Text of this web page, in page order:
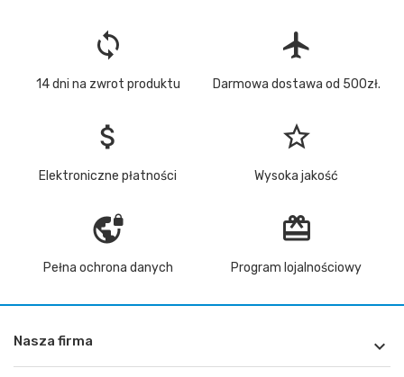
loop
14 dni na zwrot produktu
flight
Darmowa dostawa od 500zł.
attach_money
Elektroniczne płatności
star_border
Wysoka jakość
vpn_lock
Pełna ochrona danych
redeem
Program lojalnościowy
Nasza firma 